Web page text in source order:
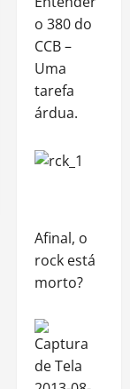
o 380 do
CCB –
Uma
tarefa
árdua.
Afinal, o
rock está
morto?